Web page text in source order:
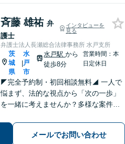
斉藤 雄祐 弁
護士
インタビューを
見る
弁護士法人長瀬総合法律事務所 水戸支所
茨
城
県
|
水
戸
市
水戸駅から
徒歩8分
営業時間：本
日定休日
◤完全予約制・初回相談無料◢ 一人で
悩まず、法的な視点から「次の一歩」
を一緒に考えませんか？多様な案件に
合う解決策をご提案します。まずは安
心して現状をお聞かせください。【離
メールでお問い合わせ